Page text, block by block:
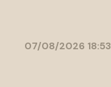
07/08/2026 18:53